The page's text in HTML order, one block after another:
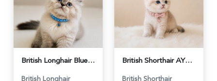
British Longhair Blue Point Erkek Pofuduk Yavrumuz - 6348
British Longhair
British Shorthair AY12 Güzel Kızımız - 6349
British Shorthair